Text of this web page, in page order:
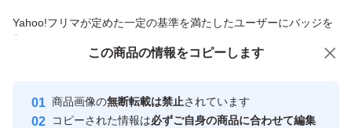
Yahoo!フリマが定めた一定の基準を満たしたユーザーにバッジを
付与しています
安心取引出品者
心・安全なユーザーです
この商品の情報をコピーします
商品画像の無断転載は禁止されています
コピーされた情報は必ずご自身の商品に合わせて編集
この商品をみている人にオススメ